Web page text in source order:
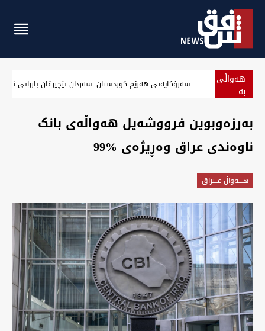
هەواڵی
بە سەرۆکایەتی هەرێم کوردستان: سەردان نێچیرڤان بارزانی
بەرزەوبوین فرووشەیل هەواڵەی بانک
ناوەندی عراق وەڕیژەی 99‎%‎‎
هــــه‌واڵ عــیراق